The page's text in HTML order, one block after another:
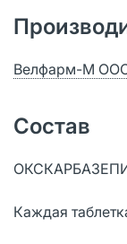
Велфарм-М
Состав
Каждая